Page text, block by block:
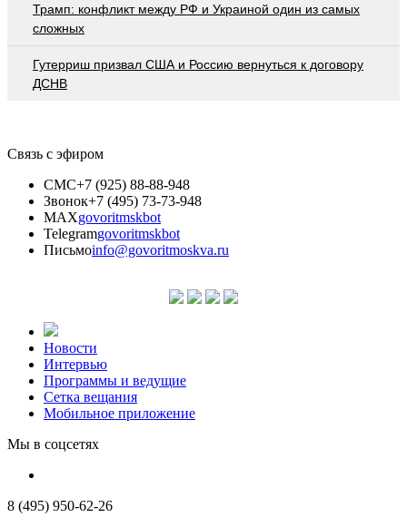
Трамп: конфликт между РФ и Украиной один из самых
сложных
Гутерриш призвал США и Россию вернуться к договору
ДСНВ
Связь с эфиром
СМС+7 (925) 88-88-948
Звонок+7 (495) 73-73-948
MAXgovoritmskbot
Telegramgovoritmskbot
Письмоinfo@govoritmoskva.ru
Новости
Интервью
Программы и ведущие
Сетка вещания
Мобильное приложение
Мы в соцсетях
8 (495) 950-62-26